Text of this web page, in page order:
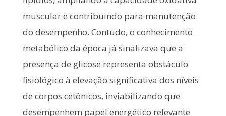
muscular e contribuindo para manutenção
do desempenho. Contudo, o conhecimento
metabólico da época já sinalizava que a
presença de glicose representa obstáculo
fisiológico à elevação significativa dos níveis
de corpos cetônicos, inviabilizando que
desempenhem papel energético relevante